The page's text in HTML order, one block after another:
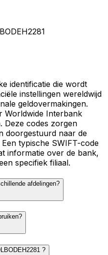
identificatie die wordt
instellingen wereldwijd
geldovermakingen.
Worldwide Interbank
Deze codes zorgen
doorgestuurd naar de
typische SWIFT-code
informatie over de bank,
specifiek filiaal.
afdelingen?
?